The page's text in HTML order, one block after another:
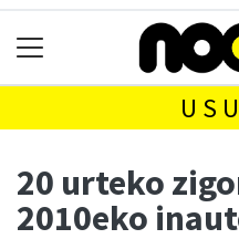
20 urteko
2010eko